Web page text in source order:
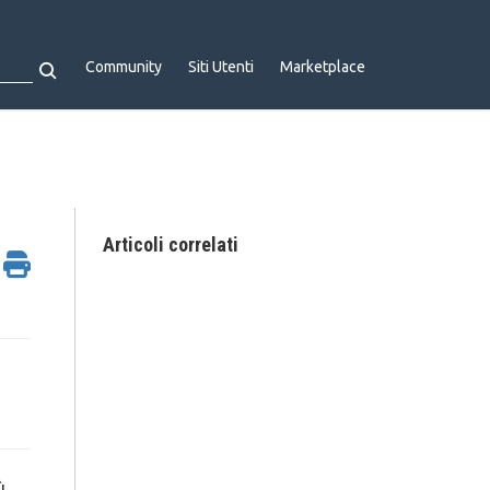
Community Siti Utenti Marketplace
Articoli correlati